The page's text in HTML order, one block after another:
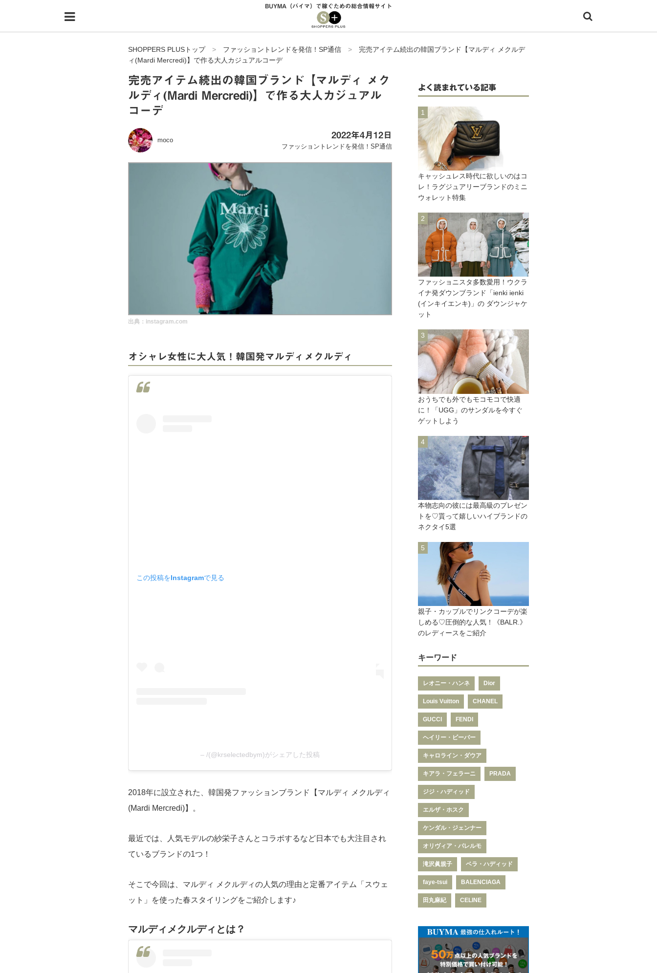
HOME
無在庫で自由気ままに稼ぐ！バイマ実践記
BUYMA（バイマ）で稼ぐための総合情報サイト
SHOPPERS PLUSトップ> ファッショントレンドを発信！SP通信 > 完売アイテム続出の韓国ブランド【マルディ メクルデ
ィ(Mardi Mercredi)】で作る大人カジュアルコーデ
完売アイテム続出の韓国ブランド【マルディ メク
ルディ(Mardi Mercredi)】で作る大人カジュアル
コーデ
moco
2022年4月12日
ファッショントレンドを発信！SP通信
出典：instagram.com
オシャレ女性に大人気！韓国発マルディメクルディ
この投稿をInstagramで見る
– /(@krselectedbym)がシェアした投稿
2018年に設立された、韓国発ファッションブランド【マルディ メクルディ
(Mardi Mercredi)】。
最近では、人気モデルの紗栄子さんとコラボするなど日本でも大注目され
ているブランドの1つ！
そこで今回は、マルディ メクルディの人気の理由と定番アイテム「スウェ
ット」を使った春スタイリングをご紹介します♪
マルディメクルディとは？
よく読まれている記事
キャッシュレス時代に欲しいのはコ
レ！ラグジュアリーブランドのミニ
ウォレット特集
ファッショニスタ多数愛用！ウクラ
イナ発ダウンブランド「ienki ienki
(インキイエンキ)」の ダウンジャケ
ット
おうちでも外でもモコモコで快適
に！「UGG」のサンダルを今すぐ
ゲットしよう
本物志向の彼には最高級のプレゼン
トを♡貰って嬉しいハイブランドの
ネクタイ5選
親子・カップルでリンクコーデが楽
しめる♡圧倒的な人気！《BALR.》
のレディースをご紹介
キーワード
レオニー・ハンネ Dior
Louis Vuitton CHANEL
GUCCI FENDI
ヘイリー・ビーバー
キャロライン・ダウア
キアラ・フェラーニ PRADA
ジジ・ハディッド
エルザ・ホスク
ケンダル・ジェンナー
オリヴィア・パレルモ
滝沢眞規子 ベラ・ハディッド
faye-tsui BALENCIAGA
田丸麻紀 CELINE